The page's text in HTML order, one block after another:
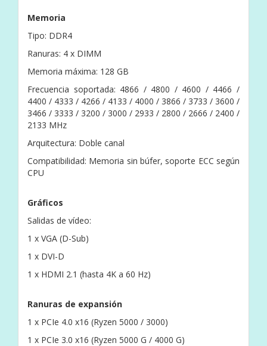
Memoria
Tipo: DDR4
Ranuras: 4 x DIMM
Memoria máxima: 128 GB
Frecuencia soportada: 4866 / 4800 / 4600 / 4466 /
4400 / 4333 / 4266 / 4133 / 4000 / 3866 / 3733 / 3600 /
3466 / 3333 / 3200 / 3000 / 2933 / 2800 / 2666 / 2400 /
2133 MHz
Arquitectura: Doble canal
Compatibilidad: Memoria sin búfer, soporte ECC según
CPU
Gráficos
Salidas de vídeo:
1 x VGA (D-Sub)
1 x DVI-D
1 x HDMI 2.1 (hasta 4K a 60 Hz)
Ranuras de expansión
1 x PCIe 4.0 x16 (Ryzen 5000 / 3000)
1 x PCIe 3.0 x16 (Ryzen 5000 G / 4000 G)